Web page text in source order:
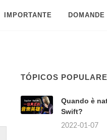
IMPORTANTE
TÓPICOS
Quando è
Swift?
2022-01-07